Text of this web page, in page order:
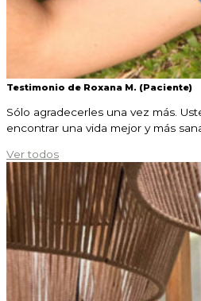
Testimonio de Roxana M. (Paciente)
Sólo agradecerles una vez más.
encontrar una vida mejor y más
Ver todos